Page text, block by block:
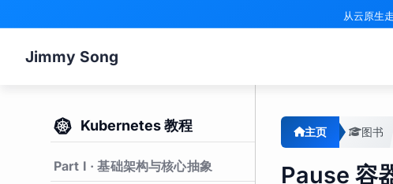
从云原生
Jimmy Song
Kubernetes 教程
Part I · 基础架构与核心抽象
主页 图书
Pause 容